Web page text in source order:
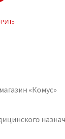
«Комус»